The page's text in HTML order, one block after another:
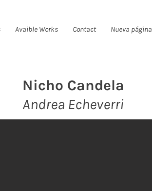
Avaible Works Contact Nueva página
Nicho Candela
Andrea Echeverri